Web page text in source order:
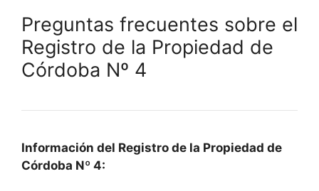
Preguntas frecuentes sobre el
Registro de la Propiedad de
Córdoba Nº 4
Información del Registro de la Propiedad de
Córdoba Nº 4: